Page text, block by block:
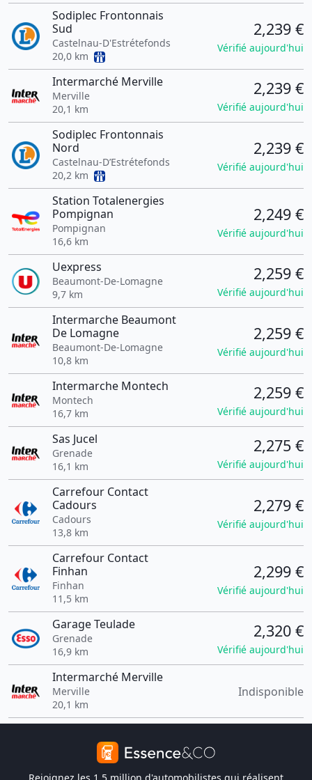
Sodiplec Frontonnais
Sud
Castelnau-D'Estrétefonds
20,0 km
2,239 €
Vérifié aujourd'hui
Intermarché Merville
Merville
20,1 km
2,239 €
Vérifié aujourd'hui
Sodiplec Frontonnais
Nord
Castelnau-D’Estrétefonds
20,2 km
2,239 €
Vérifié aujourd'hui
Station Totalenergies
Pompignan
Pompignan
16,6 km
2,249 €
Vérifié aujourd'hui
Uexpress
Beaumont-De-Lomagne
9,7 km
2,259 €
Vérifié aujourd'hui
Intermarche Beaumont
De Lomagne
Beaumont-De-Lomagne
10,8 km
2,259 €
Vérifié aujourd'hui
Intermarche Montech
Montech
16,7 km
2,259 €
Vérifié aujourd'hui
Sas Jucel
Grenade
16,1 km
2,275 €
Vérifié aujourd'hui
Carrefour Contact
Cadours
Cadours
13,8 km
2,279 €
Vérifié aujourd'hui
Carrefour Contact
Finhan
Finhan
11,5 km
2,299 €
Vérifié aujourd'hui
Garage Teulade
Grenade
16,9 km
2,320 €
Vérifié aujourd'hui
Intermarché Merville
Merville
20,1 km
Indisponible